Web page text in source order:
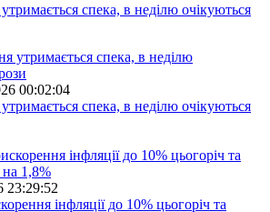
спека, в неділю очікуються
00:02:04
спека, в неділю очікуються
23:29:52
інфляції до 10% цьогоріч та